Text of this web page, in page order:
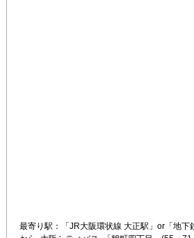
最寄り駅：「JR大阪環状線 大正駅」or「地下